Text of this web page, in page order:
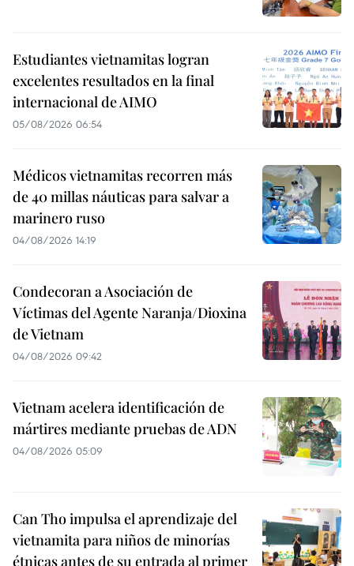
Estudiantes vietnamitas logran
excelentes resultados en la final
internacional de AIMO
05/08/2026 06:54
Médicos vietnamitas recorren más
de 40 millas náuticas para salvar a
marinero ruso
04/08/2026 14:19
Condecoran a Asociación de
Víctimas del Agente Naranja/Dioxina
de Vietnam
04/08/2026 09:42
Vietnam acelera identificación de
mártires mediante pruebas de ADN
04/08/2026 05:09
Can Tho impulsa el aprendizaje del
vietnamita para niños de minorías
étnicas antes de su entrada al primer